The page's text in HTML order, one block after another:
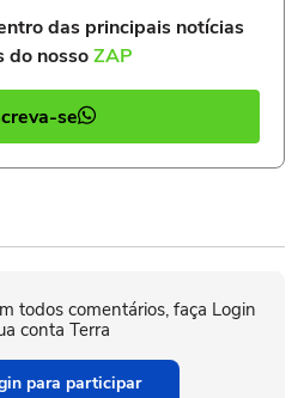
das principais notícias
do nossoZAP
se
todos comentários, faça Login
conta Terra
para participar